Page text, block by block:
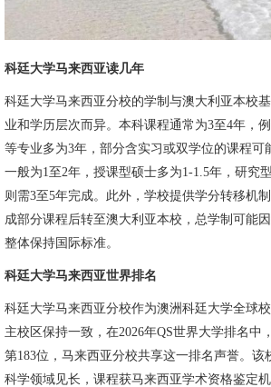
科廷大学马来西亚读几年
科廷大学马来西亚分校的学制与澳大利亚本校
业和学历层次而异。本科课程通常为3至4年，
等专业多为3年，部分含实习或双学位的课程可
一般为1至2年，授课型硕士多为1-1.5年，研究
则需3至5年完成。此外，学校提供学分转移机
成部分课程后转至澳大利亚本校，总学制可能
整体保持国际标准。
科廷大学马来西亚世界排名
科廷大学马来西亚分校作为澳洲科廷大学全球
主校区保持一致，在2026年QS世界大学排名中
第183位，马来西亚分校共享这一排名声誉。该
科学领域见长，课程获马来西亚学术资格鉴定